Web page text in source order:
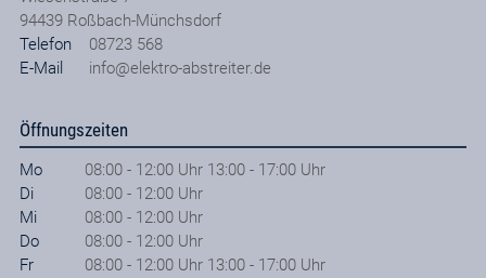
94439 Roßbach-Münchsdorf
Telefon
08723 568
E-Mail
info@elektro-abstreiter.de
Öffnungszeiten
Mo
08:00 - 12:00 Uhr 13:00 - 17:00 Uhr
Di
08:00 - 12:00 Uhr
Mi
08:00 - 12:00 Uhr
Do
08:00 - 12:00 Uhr
Fr
08:00 - 12:00 Uhr 13:00 - 17:00 Uhr